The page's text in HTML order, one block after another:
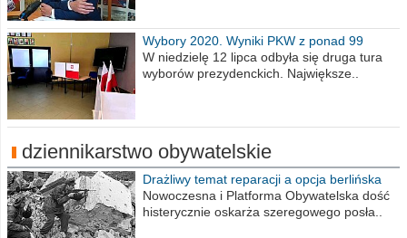
Wybory 2020. Wyniki PKW z ponad 99
procent obwodów
W niedzielę 12 lipca odbyła się druga tura
wyborów prezydenckich. Największe..
dziennikarstwo obywatelskie
Drażliwy temat reparacji a opcja berlińska
Nowoczesna i Platforma Obywatelska dość
histerycznie oskarża szeregowego posła..